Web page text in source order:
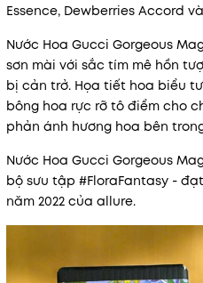
Essence, Dewberries Accord
Nước Hoa Gucci Gorgeous
sơn mài với sắc tím mê hồn
bị cản trở. Họa tiết hoa biểu
bông hoa rực rỡ tô điểm cho
phản ánh hương hoa bên
Nước Hoa Gucci Gorgeous
bộ sưu tập #FloraFantasy -
năm 2022 của allure.